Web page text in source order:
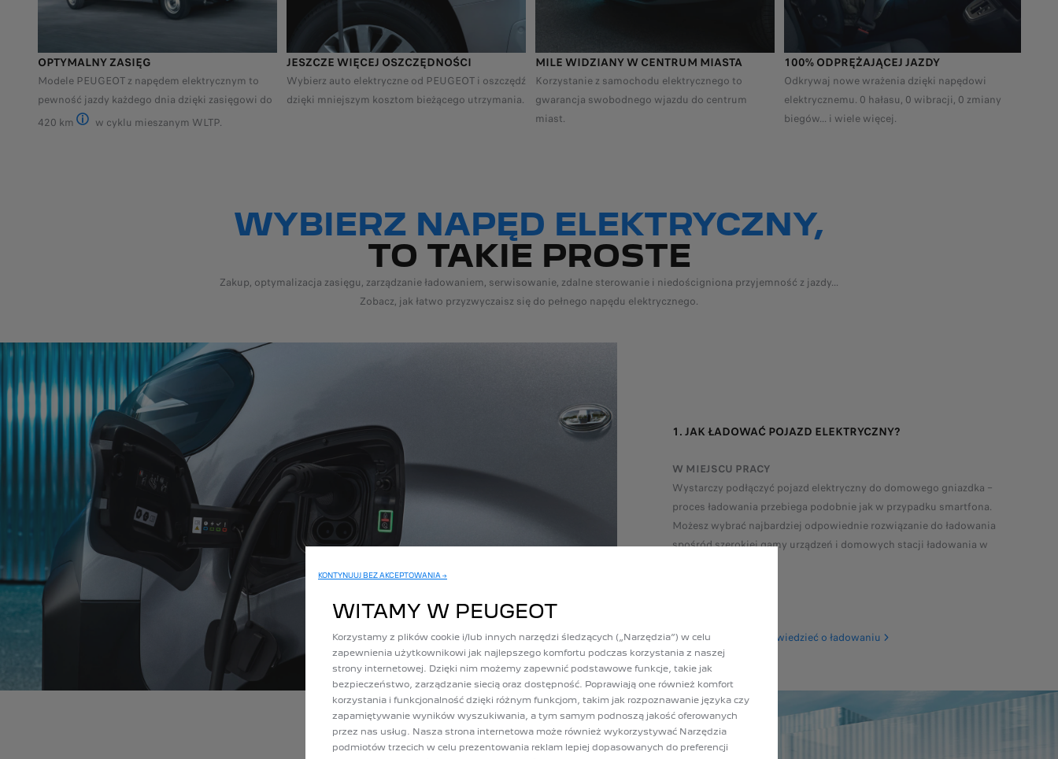
OPTYMALNY ZASIĘG
Modele PEUGEOT z napędem elektrycznym to
pewność jazdy każdego dnia dzięki zasięgowi do
420 km
w cyklu mieszanym WLTP.
JESZCZE WIĘCEJ OSZCZĘDNOŚCI
Wybierz auto elektryczne od PEUGEOT i oszczędź
dzięki mniejszym kosztom bieżącego utrzymania.
MILE WIDZIANY W CENTRUM MIASTA
Korzystanie z samochodu elektrycznego to
gwarancja swobodnego wjazdu do centrum
miast.
100% ODPRĘŻAJĄCEJ JAZDY
Odkrywaj nowe wrażenia dzięki napędowi
elektrycznemu. 0 hałasu, 0 wibracji, 0 zmiany
biegów... i wiele więcej.
WYBIERZ NAPĘD ELEKTRYCZNY,
TO TAKIE PROSTE
Zakup, optymalizacja zasięgu, zarządzanie ładowaniem, serwisowanie, zdalne sterowanie i niedościgniona przyjemność z jazdy...
Zobacz, jak łatwo przyzwyczaisz się do pełnego napędu elektrycznego.
1. JAK ŁADOWAĆ POJAZD ELEKTRYCZNY?
W MIEJSCU PRACY
Wystarczy podłączyć pojazd elektryczny do domowego gniazdka –
proces ładowania przebiega podobnie jak w przypadku smartfona.
Możesz wybrać najbardziej odpowiednie rozwiązanie do ładowania
spośród szerokiej gamy urządzeń i domowych stacji ładowania w
Wszystko, co musisz wiedzieć o ładowaniu
KONTYNUUJ BEZ AKCEPTOWANIA →
WITAMY W PEUGEOT
Korzystamy z plików cookie i/lub innych narzędzi śledzących („Narzędzia”) w celu
zapewnienia użytkownikowi jak najlepszego komfortu podczas korzystania z naszej
strony internetowej. Dzięki nim możemy zapewnić podstawowe funkcje, takie jak
bezpieczeństwo, zarządzanie siecią oraz dostępność. Poprawiają one również komfort
korzystania i funkcjonalność dzięki różnym funkcjom, takim jak rozpoznawanie języka czy
zapamiętywanie wyników wyszukiwania, a tym samym podnoszą jakość oferowanych
przez nas usług. Nasza strona internetowa może również wykorzystywać Narzędzia
podmiotów trzecich w celu prezentowania reklam lepiej dopasowanych do preferencji